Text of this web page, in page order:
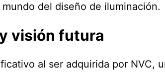
del diseño de iluminación.
visión futura
al ser adquirida por NVC,